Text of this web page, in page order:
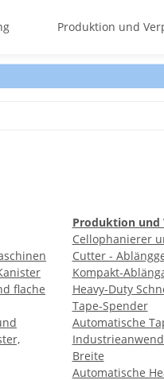
Produktion und
flache
Produktion und
Cellophanierer
Cutter -
Kompakt-
Heavy-Duty
Tape-Spender
Automatische
Breite
Automatische